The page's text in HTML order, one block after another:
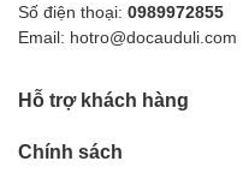
Số điện thoại: 0989972855
Email: hotro@docauduli.com
Hỗ trợ khách hàng
Chính sách